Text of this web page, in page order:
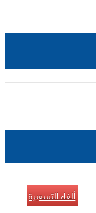
ألغاء التسعيرة